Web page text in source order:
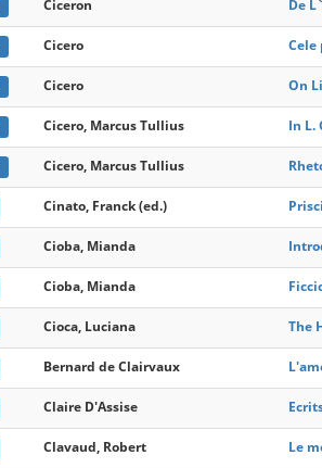
Ciceron De
Cicero
Cicero On
Cicero, Marcus Tullius In L.
Cicero, Marcus Tullius
Cinato, Franck (ed.)
Cioba, Mianda
Cioba, Mianda
Cioca, Luciana The
Bernard de Clairvaux
Claire D'Assise
Clavaud, Robert Le